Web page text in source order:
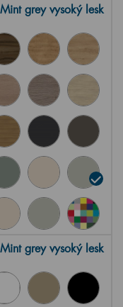
grey vysoký lesk
grey vysoký lesk